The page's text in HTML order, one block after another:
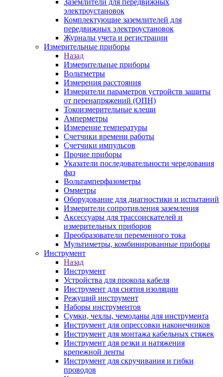
Заземлители для передвижных
электроустановок
Комплектующие заземлителей для
передвижных электроустановок
Журналы учета и регистрации
Измерительные приборы
Назад
Измерительные приборы
Вольтметры
Измерения расстояния
Измерители параметров устройств защиты
от перенапряжений (ОПН)
Токоизмерительные клещи
Амперметры
Измерение температуры
Счетчики времени работы
Счетчики импульсов
Прочие приборы
Указатели последовательности чередования
фаз
Вольтамперфазометры
Омметры
Оборудование для диагностики и испытаний
Измерители сопротивления заземления
Аксессуары для трассоискателей и
измерительных приборов
Преобразователи переменного тока
Мультиметры, комбинированные приборы
Инструмент
Назад
Инструмент
Устройства для прокола кабеля
Инструмент для снятия изоляции
Режущий инструмент
Наборы инструментов
Сумки, чехлы, чемоданы для инструмента
Инструмент для опрессовки наконечников
Инструмент для монтажа кабельных стяжек
Инструмент для резки и натяжения
крепежной ленты
Инструмент для скручивания и гибки
проводов